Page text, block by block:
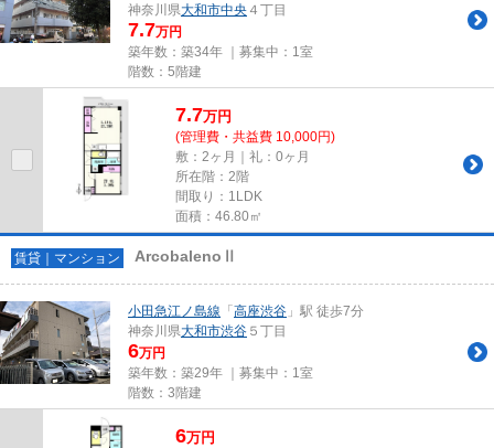
神奈川県大和市中央 ４丁目
7.7万円
築年数：築34年 ｜募集中： 1室
階数：5階建
7.7万円
(管理費・共益費 10,000円)
敷：2ヶ月｜礼：0ヶ月
所在階：2階
間取り：1LDK
面積：46.80㎡
賃貸｜マンション ArcobalenoⅡ
小田急江ノ島線 「 高座渋谷 」駅 徒歩7分
神奈川県大和市渋谷 ５丁目
6万円
築年数：築29年 ｜募集中： 1室
階数：3階建
6万円